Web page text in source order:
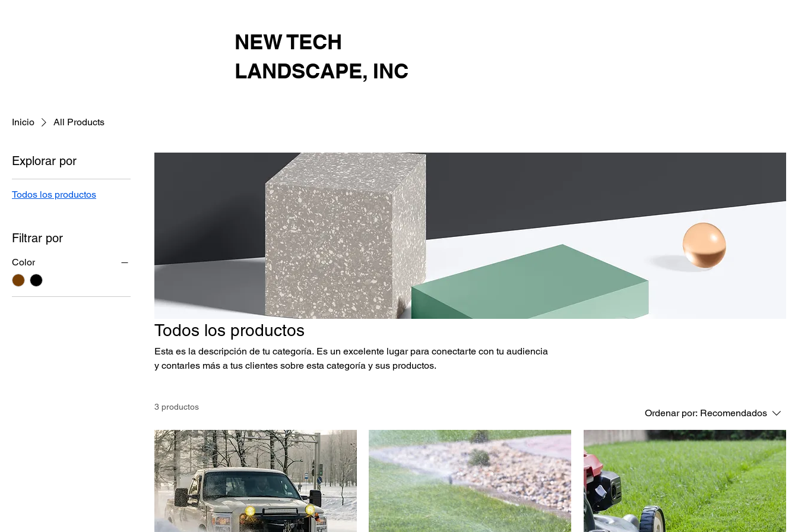
NEW TECH
LANDSCAPE, INC
Inicio All Products
Explorar por
Todos los productos
Filtrar por
Color
Todos los productos
Esta es la descripción de tu categoría. Es un excelente lugar para conectarte con tu audiencia
y contarles más a tus clientes sobre esta categoría y sus productos.
3 productos
Ordenar por: Recomendados